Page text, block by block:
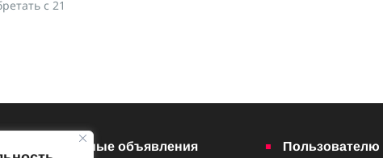
с 21
Бесплатные объявления Пользователю